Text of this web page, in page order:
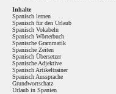
Inhalte
Spanisch lernen
Spanisch für den Urlaub
Spanisch Vokabeln
Spanisch Wörterbuch
Spanische Grammatik
Spanische Zeiten
Spanisch Übersetzer
Spanische Adjektive
Spanisch Artikeltrainer
Spanisch Aussprache
Grundwortschatz
Urlaub in Spanien